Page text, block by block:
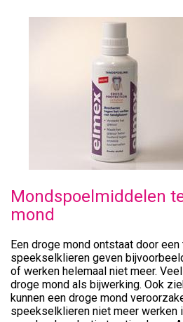
Mondspoelmiddelen
mond
Een droge mond ontstaat door
speekselklieren geven
of werken helemaal niet meer.
droge mond als bijwerking. Ook
kunnen een droge mond
speekselklieren niet meer werken